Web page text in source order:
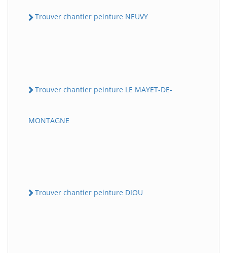
Trouver chantier peinture NEUVY
Trouver chantier peinture LE MAYET-DE-
MONTAGNE
Trouver chantier peinture DIOU